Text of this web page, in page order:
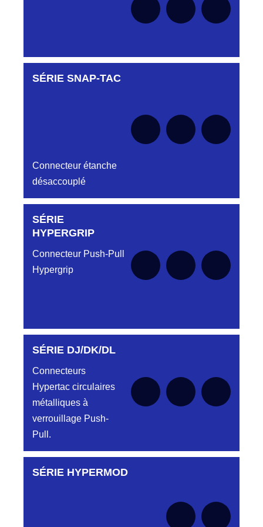
Aucune pièce disponible pour cette série pour
SÉRIE SNAP-TAC
Connecteur étanche
désaccouplé
Aucune pièce disponible pour cette série pour
SÉRIE
HYPERGRIP
Connecteur Push-Pull
Hypergrip
Aucune pièce disponible pour cette série pour
SÉRIE DJ/DK/DL
Connecteurs
Hypertac circulaires
métalliques à
verrouillage Push-
Pull.
Aucune pièce disponible pour cette série pour
SÉRIE HYPERMOD